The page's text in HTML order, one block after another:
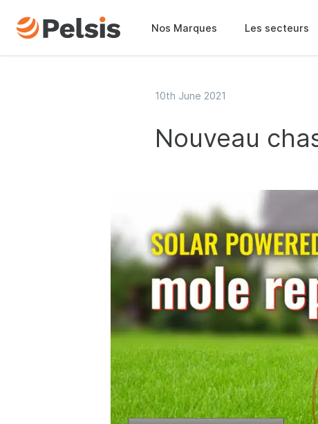
Nos Marques Les secteurs
10th June 2021
Nouveau